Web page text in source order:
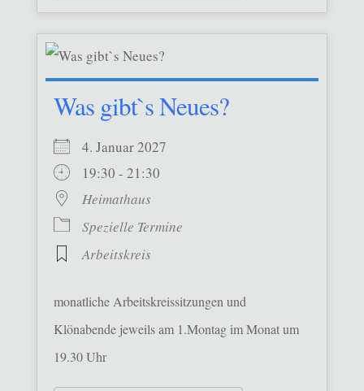
Was gibt`s Neues?
4. Januar 2027
19:30 - 21:30
Heimathaus
Spezielle Termine
Arbeitskreis
monatliche Arbeitskreissitzungen und
Klönabende jeweils am 1.Montag im Monat um
19.30 Uhr